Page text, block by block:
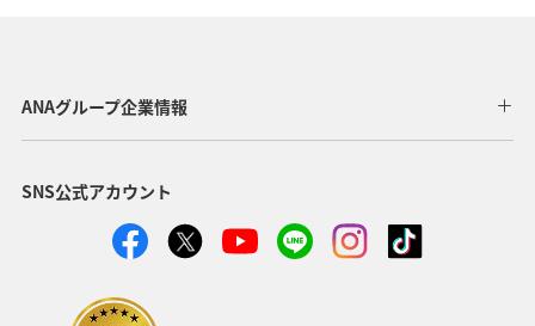
神戸 冬 自然・植物 ホテル
ANAグルメマイル
静岡県 沖縄 島根県 夜景
女子旅 北陸地方
ANAグループ企業情報
SNS公式アカウント